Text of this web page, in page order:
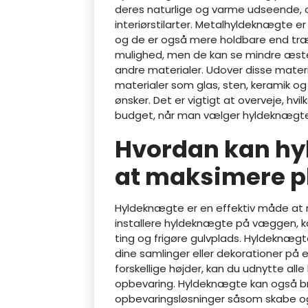
deres naturlige og varme
interiørstilarter. Metalhyldeknægte
og de er også mere holdbare end
mulighed, men de kan se mindre
andre materialer. Udover disse
materialer som glas, sten, keramik
ønsker. Det er vigtigt at overveje,
budget, når man vælger
Hvordan kan
at maksimere
Hyldeknægte er en effektiv måde at
installere hyldeknægte på væggen,
ting og frigøre gulvplads.
dine samlinger eller dekorationer på
forskellige højder, kan du udnytte
opbevaring. Hyldeknægte kan også
opbevaringsløsninger såsom skabe